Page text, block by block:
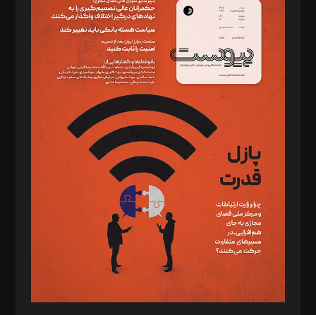
دبیر تحریریه: میثم قاسمی
د‌بیر ناداستان: سمانه سمیع
د‌بیر خدمت و تجارت: ابوالفضل رجبی
د‌بیر حقوق فناوری: حسام‌الدین ایپکچی
د‌بیر پیوست جهان: مینا پاکدل
د‌بیر تحریریه آنلاین: بابک نقاش
تحریریه‌: مجتبی محمود‌ی، آرش برهمند، یسنا امان‌پور، سروش کرمیان،
مصطفی مسجدی آرانی، ابوالفضل رجبی، زهرا فکرانه، فائزه فتحی
رستمی،مصطفی باستان
ویرایش: نگار استاد‌‌آقا
طراح یونیفرم: مجید توکلی
فیلمبرداری و عکاسی: امیر شفیعی، مانی لطفی زاده
گرافیک و صفحه‌آرایی: سید‌سبحان‌علی ثابت
مد‌یر توسعه تجاری: کامبیز برید‌
امور مالی: شاپور رهبری، محمد‌ کاظمی‌نیا